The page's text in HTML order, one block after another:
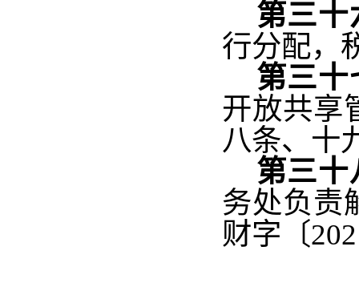
第三十
行分配，
第三十
开放共享
八条、十
第三十
务处负责
财字〔